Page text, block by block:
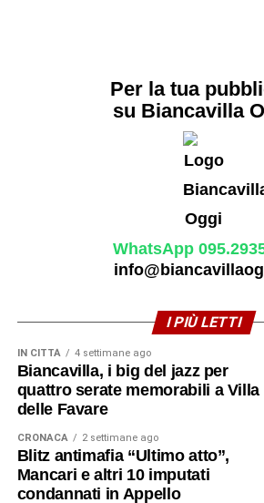
Per la tua
su Biancavilla
WhatsApp
I PIÙ LETTI
IN CITTÀ 4 settimane ago
Biancavilla, i big del jazz per
quattro serate memorabili a Villa
delle Favare
CRONACA 2 settimane ago
Blitz antimafia “Ultimo atto”,
Mancari e altri 10 imputati
condannati in Appello